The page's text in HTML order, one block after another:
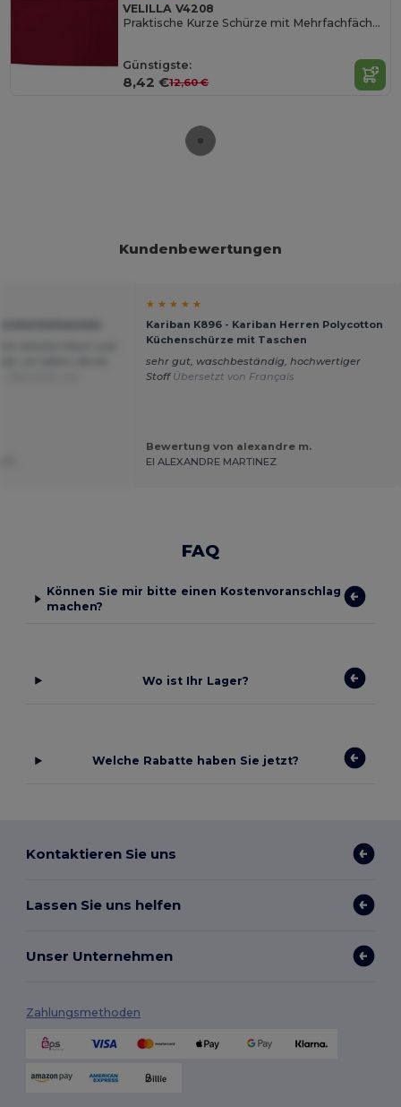
VELILLA V4208
Praktische Kurze Schürze mit Mehrfachfächern
Günstigste:
8,42 €12,60 €
Kundenbewertungen
★ ★ ★ ★ ★
Kariban K896 - Kariban Herren Polycotton
Küchenschürze mit Taschen
sehr gut, waschbeständig, hochwertiger
Stoff Übersetzt von Français
Bewertung von alexandre m.
EI ALEXANDRE MARTINEZ
FAQ
Können Sie mir bitte einen Kostenvoranschlag
machen?
Wo ist Ihr Lager?
Welche Rabatte haben Sie jetzt?
Kontaktieren Sie uns
Lassen Sie uns helfen
Unser Unternehmen
Zahlungsmethoden